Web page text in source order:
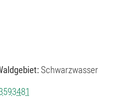
Schwarzwasser